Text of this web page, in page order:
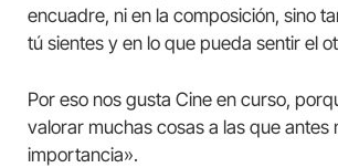
encuadre, ni en la composición, sino
tú sientes y en lo que pueda sentir el
Por eso nos gusta Cine en curso,
valorar muchas cosas a las que antes
importancia».